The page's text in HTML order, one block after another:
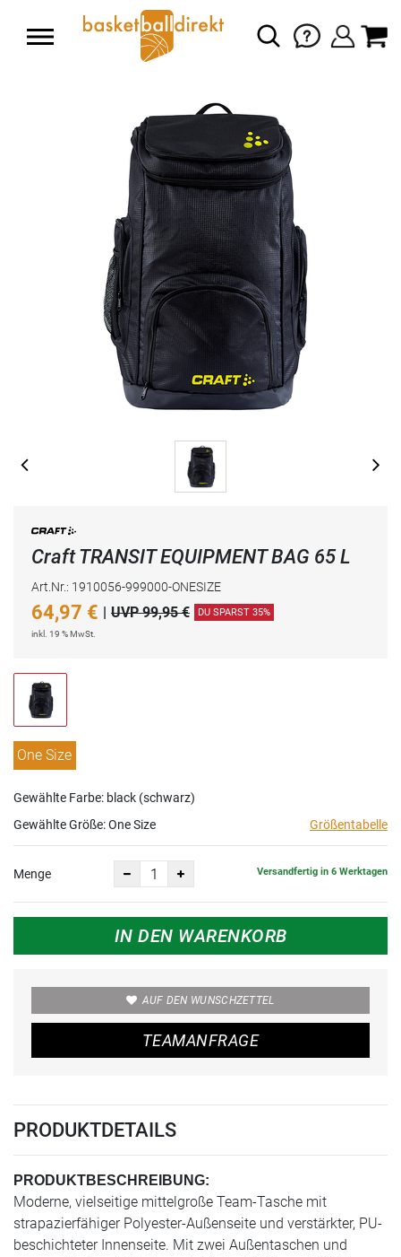
Craft TRANSIT EQUIPMENT BAG 65 L
Art.Nr.: 1910056-999000-ONESIZE
64,97 € | UVP 99,95 € DU SPARST 35%
inkl. 19 % MwSt.
One Size
Gewählte Farbe: black (schwarz)
Gewählte Größe:One Size Größentabelle
Menge Versandfertig in 6 Werktagen
IN DEN WARENKORB
AUF DEN WUNSCHZETTEL
TEAMANFRAGE
PRODUKTDETAILS
PRODUKTBESCHREIBUNG:
Moderne, vielseitige mittelgroße Team-Tasche mit
strapazierfähiger Polyester-Außenseite und verstärkter, PU-
beschichteter Innenseite. Mit zwei Außentaschen und